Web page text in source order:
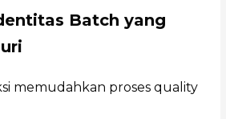
Batch yang
memudahkan proses quality